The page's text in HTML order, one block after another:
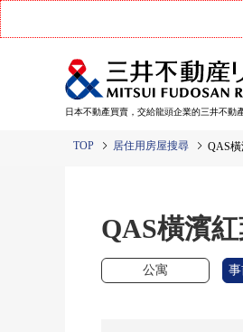
日本不動產買賣，交給龍頭企業的三井不動
TOP 居住用房屋搜尋 QAS
QAS橫濱
公寓